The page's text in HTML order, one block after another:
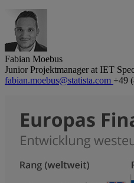
Fabian Moebus
Junior Projektmanager at IET
fabian.moebus@statista.com +49